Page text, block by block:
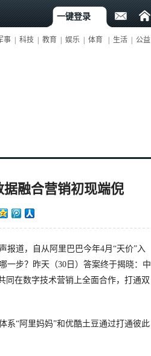
一键登录
事 科技 教育 娱乐 体育 生活 公益
融合营销初现端倪
道，自从阿里巴巴今年4月“天价”入
一步？昨天（30日）答案终于揭晓：中
同在数字技术营销上全面合作，打通双
“阿里妈妈”和优酷土豆通过打通彼此